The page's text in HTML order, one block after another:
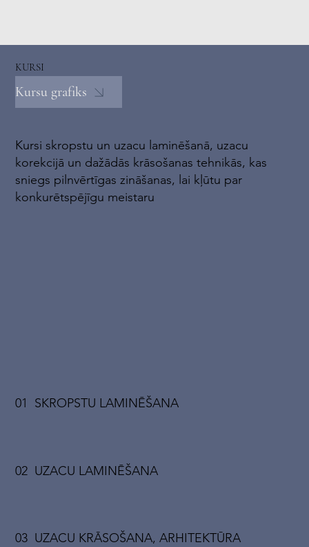
Kursi skropstu un uzacu laminēšanā, uzacu
korekcijā un dažādās krāsošanas tehnikās, kas
sniegs pilnvērtīgas zināšanas, lai kļūtu par
konkurētspējīgu meistaru
KURSI
Kursu grafiks
01 SKROPSTU LAMINĒŠANA
02 UZACU LAMINĒŠANA
03 UZACU KRĀSOŠANA, ARHITEKTŪRA